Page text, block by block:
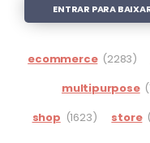
ENTRAR PARA
ecommerce (2283)
multipurpose
shop (1623) store